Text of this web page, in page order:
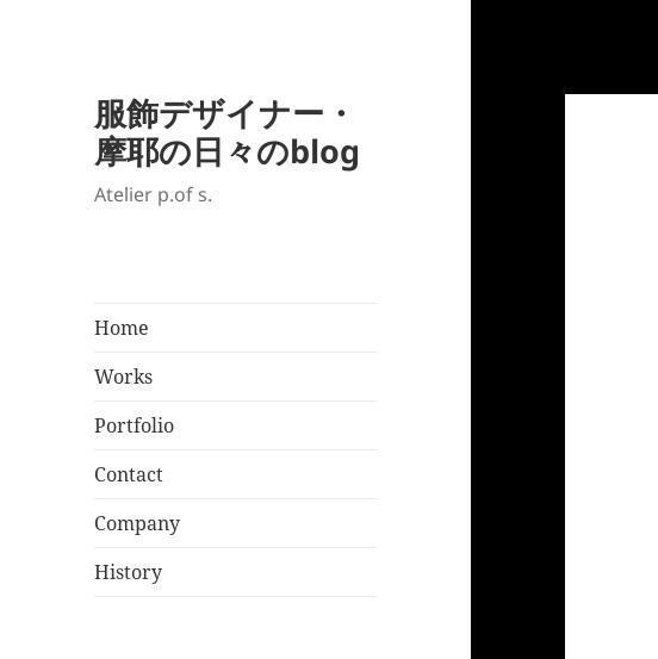
服飾デザイナー・
摩耶の日々のblog
Atelier p.of s.
Home
Works
Portfolio
Contact
Company
History